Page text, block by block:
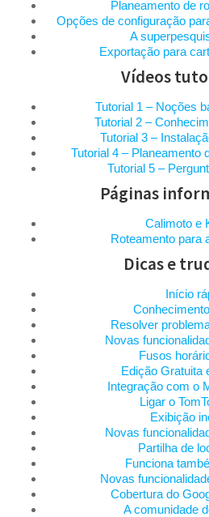
Planeamento de
Opções de configuração
A
Exportação para
Vídeos
Tutorial 1 – Noções
Tutorial 2 –
Tutorial 3 –
Tutorial 4 – Planeamento
Tutorial 5 –
Páginas
Calimoto e
Roteamento para
Dicas e
Início
Resolver
Novas
Fusos
Edição Gratuita
Integração com o
Ligar o
Exibição
Novas
Partilha de
Funciona
Novas
Cobertura do
A comunidade